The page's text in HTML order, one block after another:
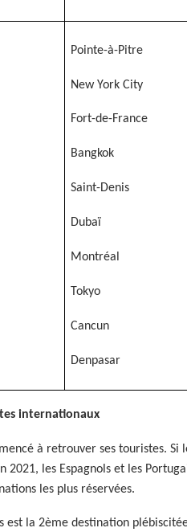
Pointe-à-Pitre
New York City
Fort-de-France
Bangkok
Saint-Denis
Dubaï
Montréal
Tokyo
Cancun
Denpasar
internationaux
à retrouver ses touristes. Si
2021, les Espagnols et les
les plus réservées.
est la 2ème destination